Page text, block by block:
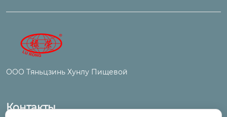
ООО Тяньцзинь Хунлу Пищевой
Контакты